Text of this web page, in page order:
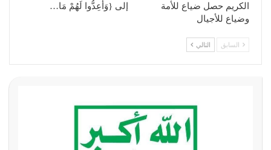
الكريم حصل ضياع للأمة
وضياع للأجيال
إلى {وَأَعِدُّوا لَهُمْ مَا…
السابق التالي